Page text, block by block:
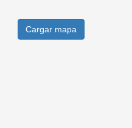
Cargar mapa